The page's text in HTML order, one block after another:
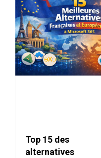
Top 15 des
alternatives